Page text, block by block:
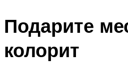
Подарите
колорит